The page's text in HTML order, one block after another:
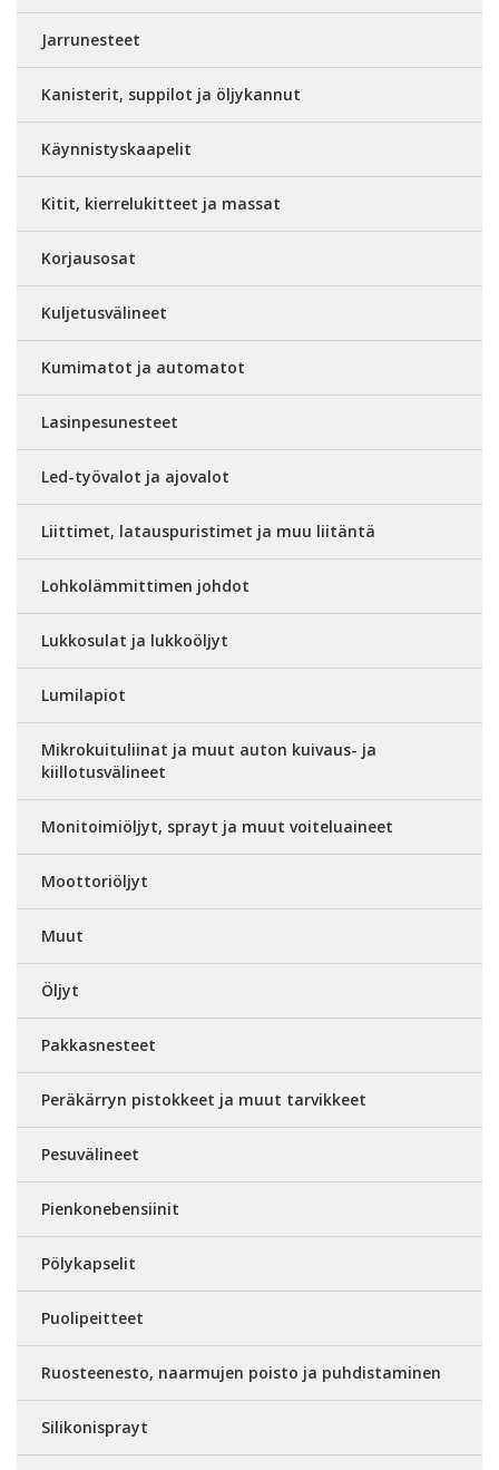
Jarrunesteet
Kanisterit, suppilot ja öljykannut
Käynnistyskaapelit
Kitit, kierrelukitteet ja massat
Korjausosat
Kuljetusvälineet
Kumimatot ja automatot
Lasinpesunesteet
Led-työvalot ja ajovalot
Liittimet, latauspuristimet ja muu liitäntä
Lohkolämmittimen johdot
Lukkosulat ja lukkoöljyt
Lumilapiot
Mikrokuituliinat ja muut auton kuivaus- ja
kiillotusvälineet
Monitoimiöljyt, sprayt ja muut voiteluaineet
Moottoriöljyt
Muut
Öljyt
Pakkasnesteet
Peräkärryn pistokkeet ja muut tarvikkeet
Pesuvälineet
Pienkonebensiinit
Pölykapselit
Puolipeitteet
Ruosteenesto, naarmujen poisto ja puhdistaminen
Silikonisprayt